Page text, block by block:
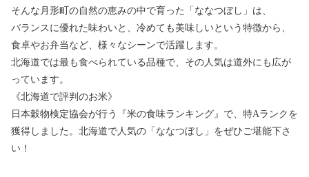
そんな月形町の自然の恵みの中で育った「ななつぼし」は、
バランスに優れた味わいと、冷めても美味しいという特徴から、
食卓やお弁当など、様々なシーンで活躍します。
北海道では最も食べられている品種で、その人気は道外にも広が
っています。
《北海道で評判のお米》
日本穀物検定協会が行う『米の食味ランキング』で、特Aランクを
獲得しました。北海道で人気の「ななつぼし」をぜひご堪能下さ
い！